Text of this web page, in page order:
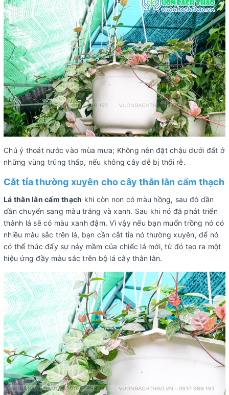
Chú ý thoát nước vào mùa mưa; Không nên đặt chậu dưới đất ở
những vùng trũng thấp, nếu không cây dễ bị thối rễ.
Cắt tỉa thường xuyên cho cây thằn lằn cẩm thạch
Lá thằn lằn cẩm thạch khi còn non có màu hồng, sau đó dần
dần chuyển sang màu trắng và xanh. Sau khi nó đã phát triển
thành lá sẽ có màu xanh đậm. Vì vậy nếu bạn muốn trồng nó có
nhiều màu sắc trên lá, bạn cần cắt tỉa nó thường xuyên, để nó
có thể thúc đẩy sự nảy mầm của chiếc lá mới, từ đó tạo ra một
hiệu ứng đầy màu sắc trên bộ lá cây thằn lằn.